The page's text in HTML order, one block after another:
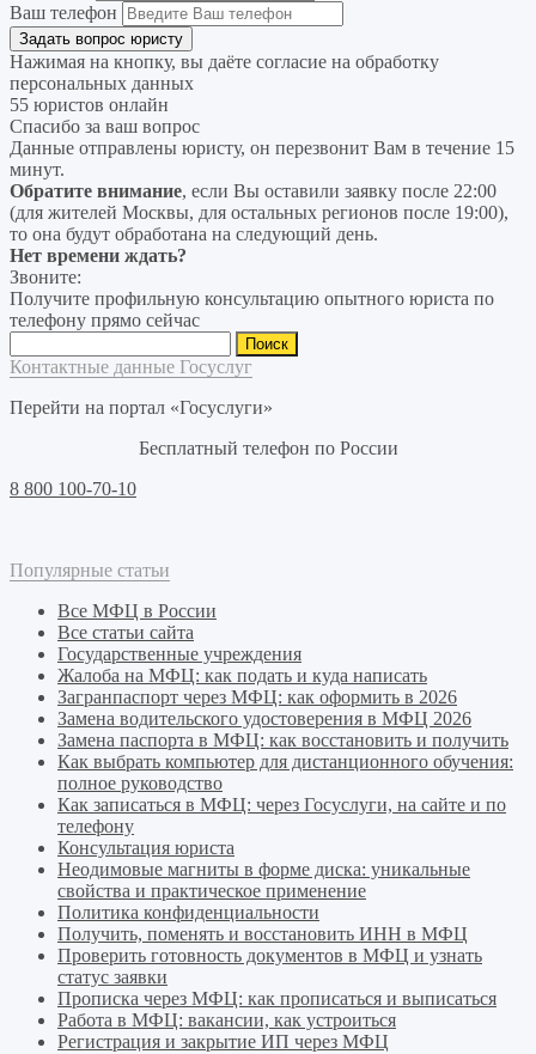
Ваш телефон
Нажимая на кнопку, вы даёте согласие на обработку
персональных данных
55 юристов онлайн
Спасибо за ваш вопрос
Данные отправлены юристу, он перезвонит Вам в течение 15
минут.
Обратите внимание, если Вы оставили заявку после 22:00
(для жителей Москвы, для остальных регионов после 19:00),
то она будут обработана на следующий день.
Нет времени ждать?
Звоните:
Получите профильную консультацию опытного юриста по
телефону прямо сейчас
Контактные данные Госуслуг
Перейти на портал «Госуслуги»
Бесплатный телефон по России
8 800 100-70-10
Популярные статьи
Все МФЦ в России
Все статьи сайта
Государственные учреждения
Жалоба на МФЦ: как подать и куда написать
Загранпаспорт через МФЦ: как оформить в 2026
Замена водительского удостоверения в МФЦ 2026
Замена паспорта в МФЦ: как восстановить и получить
Как выбрать компьютер для дистанционного обучения:
полное руководство
Как записаться в МФЦ: через Госуслуги, на сайте и по
телефону
Консультация юриста
Неодимовые магниты в форме диска: уникальные
свойства и практическое применение
Политика конфиденциальности
Получить, поменять и восстановить ИНН в МФЦ
Проверить готовность документов в МФЦ и узнать
статус заявки
Прописка через МФЦ: как прописаться и выписаться
Работа в МФЦ: вакансии, как устроиться
Регистрация и закрытие ИП через МФЦ